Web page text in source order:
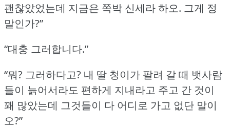
괜찮았었는데 지금은 쪽박 신세라 하오. 그게 정
말인가?”
“대충 그러합니다.”
“뭐? 그러하다고? 내 딸 청이가 팔려 갈 때 뱃사람
들이 늙어서라도 편하게 지내라고 주고 간 것이
꽤 많았는데 그것들이 다 어디로 가고 없단 말이
오?”